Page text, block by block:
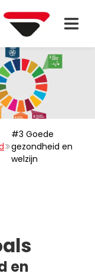
#3 Goede
gezondheid en
welzijn
en